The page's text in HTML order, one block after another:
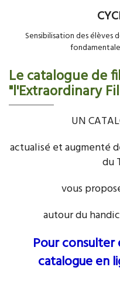
Sensibilisation des
Le catalogue de
"l'Extraordinary
UN
actualisé et augmenté
du
vous
autour du
Pour
catalogue en